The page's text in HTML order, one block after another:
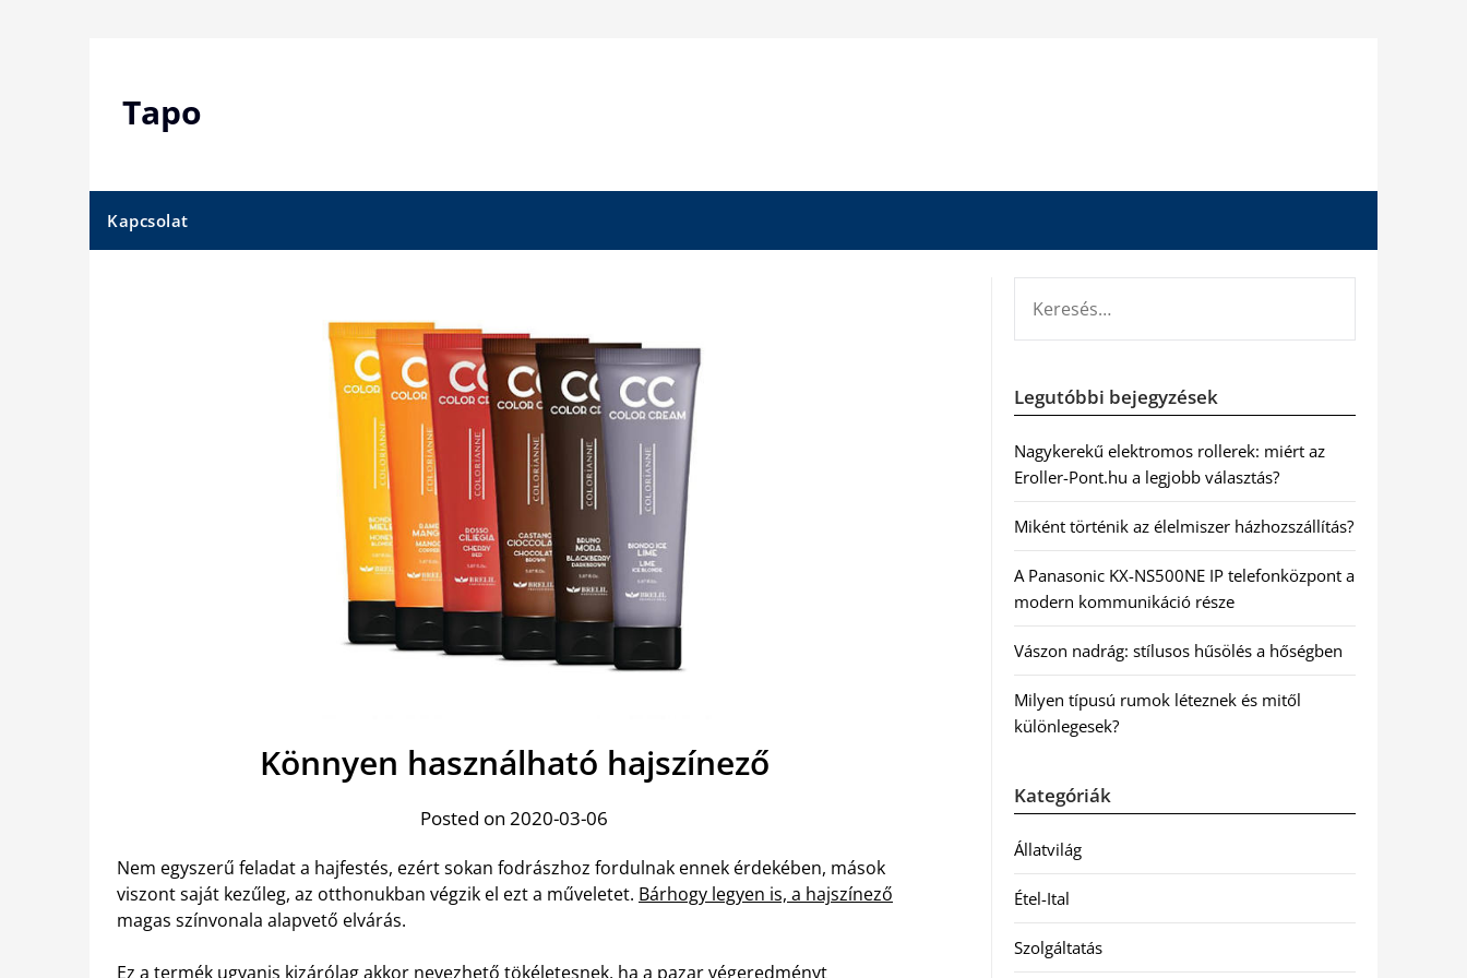
Tapo
Kapcsolat
Könnyen használható hajszínező
Posted on 2020-03-06
Nem egyszerű feladat a hajfestés, ezért sokan fodrászhoz fordulnak ennek érdekében, mások
viszont saját kezűleg, az otthonukban végzik el ezt a műveletet. Bárhogy legyen is, a hajszínező
magas színvonala alapvető elvárás.
Ez a termék ugyanis kizárólag akkor nevezhető tökéletesnek, ha a pazar végeredményt
Legutóbbi bejegyzések
Nagykerekű elektromos rollerek: miért az
Eroller-Pont.hu a legjobb választás?
Miként történik az élelmiszer házhozszállítás?
A Panasonic KX-NS500NE IP telefonközpont a
modern kommunikáció része
Vászon nadrág: stílusos hűsölés a hőségben
Milyen típusú rumok léteznek és mitől
különlegesek?
Kategóriák
Állatvilág
Étel-Ital
Szolgáltatás